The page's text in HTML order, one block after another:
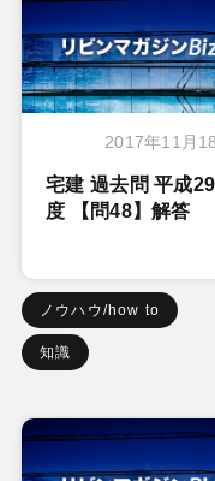
2017年11月
宅建 過去問 平成
度 【問48】解答
ノウハウ/how to
知識